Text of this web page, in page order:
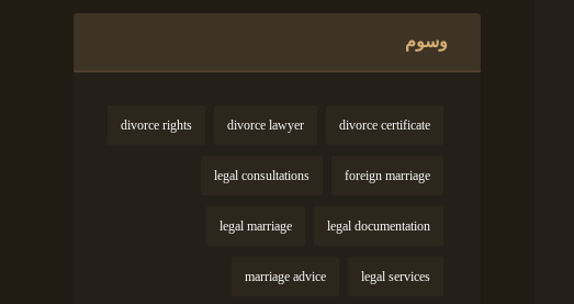
وسوم
divorce certificate
divorce lawyer
divorce rights
foreign marriage
legal consultations
legal documentation
legal marriage
legal services
marriage advice